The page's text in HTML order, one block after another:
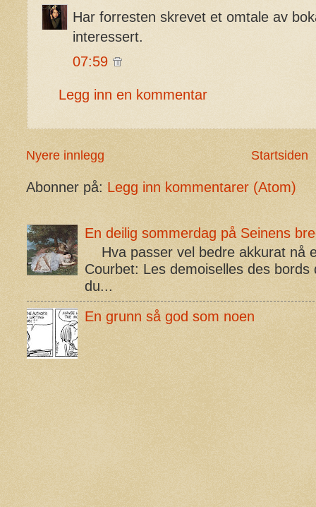
Har forresten skrevet et omtale av
interessert.
07:59
Legg inn en kommentar
Nyere innlegg Startsiden
Abonner på: Legg inn kommentarer (Atom)
En deilig sommerdag på Seinens
Hva passer vel bedre akkurat nå
Courbet: Les demoiselles des
du...
En grunn så god som noen